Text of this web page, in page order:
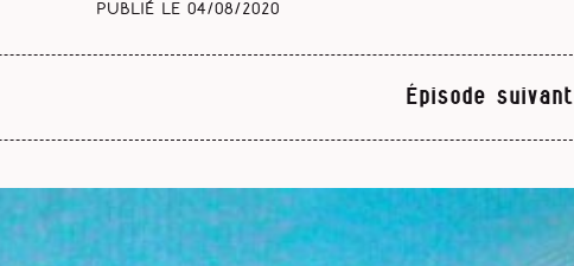
Publié le 04/08/2020
Épisode suivant